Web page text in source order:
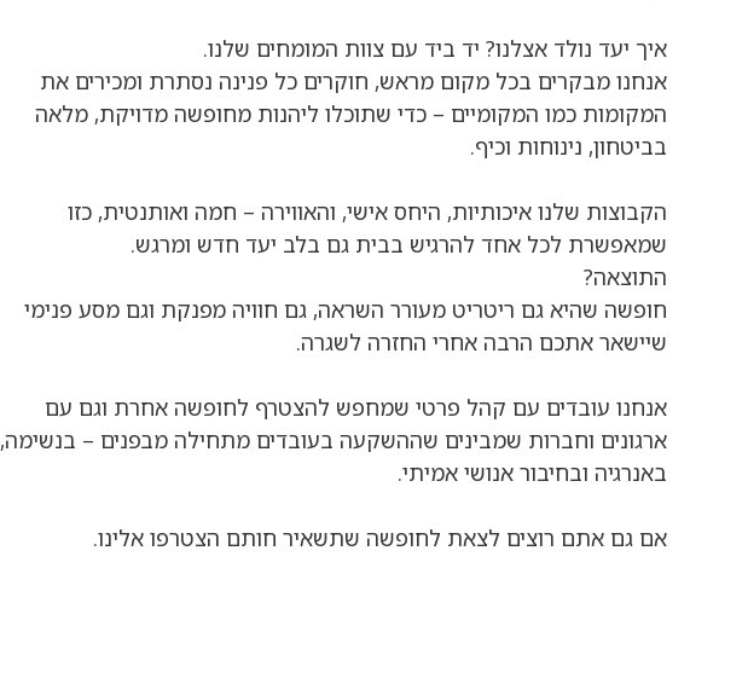
איך יעד נולד אצלנו? יד ביד עם צוות המומחים שלנו.
אנחנו מבקרים בכל מקום מראש, חוקרים כל פנינה נסתרת ומכירים את
המקומות כמו המקומיים – כדי שתוכלו ליהנות מחופשה מדויקת, מלאה
בביטחון, נינוחות וכיף.
הקבוצות שלנו איכותיות, היחס אישי, והאווירה – חמה ואותנטית, כזו
שמאפשרת לכל אחד להרגיש בבית גם בלב יעד חדש ומרגש.
התוצאה?
חופשה שהיא גם ריטריט מעורר השראה, גם חוויה מפנקת וגם מסע פנימי
שיישאר אתכם הרבה אחרי החזרה לשגרה.
אנחנו עובדים עם קהל פרטי שמחפש להצטרף לחופשה אחרת וגם עם
ארגונים וחברות שמבינים שההשקעה בעובדים מתחילה מבפנים – בנשימה,
באנרגיה ובחיבור אנושי אמיתי.
אם גם אתם רוצים לצאת לחופשה שתשאיר חותם הצטרפו אלינו.